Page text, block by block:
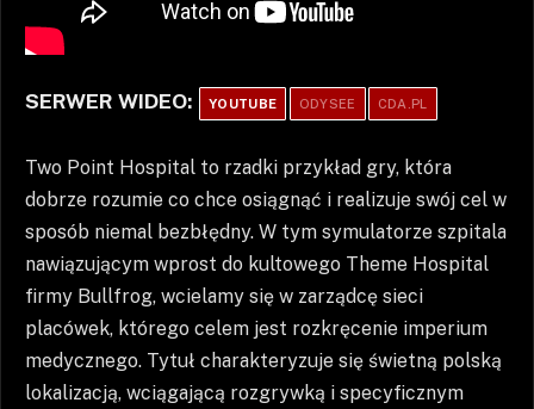
SERWER WIDEO: YOUTUBE ODYSEE CDA.PL
Two Point Hospital to rzadki przykład gry, która
dobrze rozumie co chce osiągnąć i realizuje swój cel w
sposób niemal bezbłędny. W tym symulatorze szpitala
nawiązującym wprost do kultowego Theme Hospital
firmy Bullfrog, wcielamy się w zarządcę sieci
placówek, którego celem jest rozkręcenie imperium
medycznego. Tytuł charakteryzuje się świetną polską
lokalizacją, wciągającą rozgrywką i specyficznym